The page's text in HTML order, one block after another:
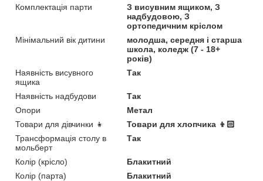
Комплектація парти
З висувним ящиком, З
надбудовою, З
ортопедичним кріслом
Мінімальний вік дитини
молодша, середня і старша
школа, коледж (7 - 18+
років)
Наявність висувного
ящика
Так
Наявність надбудови
Так
Опори
Метал
Товари для дівчинки 👧
Товари для хлопчика 👦🏻
Трансформація столу в
мольберт
Так
Колір (крісло)
Блакитний
Колір (парта)
Блакитний